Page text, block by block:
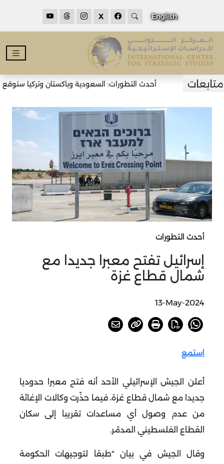
English
X
أحدث التطورات: السعودية وباكستان وتركيا ستوقع
أحدث التطورات
إسرائيل تفتح معبرا جديدا مع
شمال قطاع غزة
13-May-2024
استمع
أعلن الجيش الإسرائيلي الأحد أنه فتح معبرا حدوديا
جديدا مع شمال قطاع غزة، فيما حذّرت وكالات الإغاثة
من عدم وصول أي مساعدات تقريبا إلى سكان
القطاع الفلسطيني المدمّر.
وقال الجيش في بيان "طبقا لتوجيهات الحكومة